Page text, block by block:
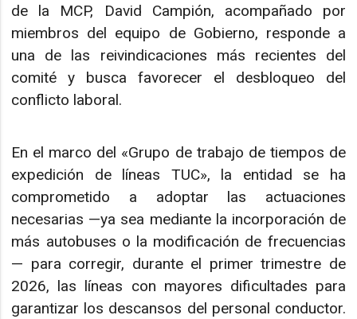
de la MCP, David Campión, acompañado por
miembros del equipo de Gobierno, responde a
una de las reivindicaciones más recientes del
comité y busca favorecer el desbloqueo del
conflicto laboral.
En el marco del «Grupo de trabajo de tiempos de
expedición de líneas TUC», la entidad se ha
comprometido a adoptar las actuaciones
necesarias —ya sea mediante la incorporación de
más autobuses o la modificación de frecuencias
— para corregir, durante el primer trimestre de
2026, las líneas con mayores dificultades para
garantizar los descansos del personal conductor.